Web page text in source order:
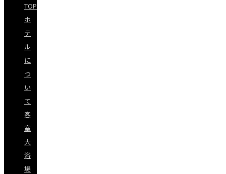
TOP
ホ
テ
ル
に
つ
い
て
客
室
大
浴
場